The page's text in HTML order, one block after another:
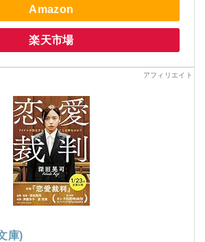
Amazon
楽天市場
庫)